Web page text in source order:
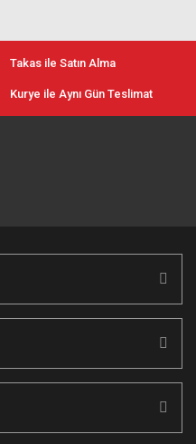
Takas ile Satın Alma
Kurye ile Aynı Gün Teslimat